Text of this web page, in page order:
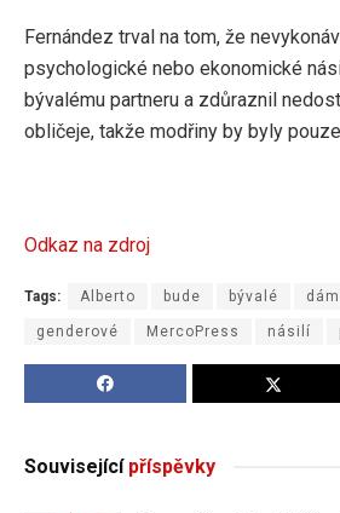
Fernández trval na tom, že
psychologické nebo ekonomické
bývalému partneru a zdůraznil
obličeje, takže modřiny by byly
Odkaz na zdroj
Tags: Alberto bude bývalé
genderové MercoPress násilí
Souvisejícípříspěvky